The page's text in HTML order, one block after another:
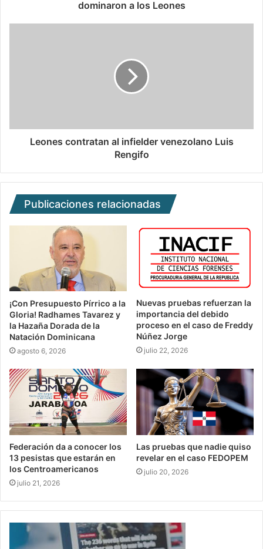
dominaron a los Leones
Leones contratan al infielder venezolano Luis
Rengifo
Publicaciones relacionadas
¡Con Presupuesto Pírrico a la
Gloria! Radhames Tavarez y
la Hazaña Dorada de la
Natación Dominicana
agosto 6, 2026
Nuevas pruebas refuerzan la
importancia del debido
proceso en el caso de Freddy
Núñez Jorge
julio 22, 2026
Federación da a conocer los
13 pesistas que estarán en
los Centroamericanos
julio 21, 2026
Las pruebas que nadie quiso
revelar en el caso FEDOPEM
julio 20, 2026